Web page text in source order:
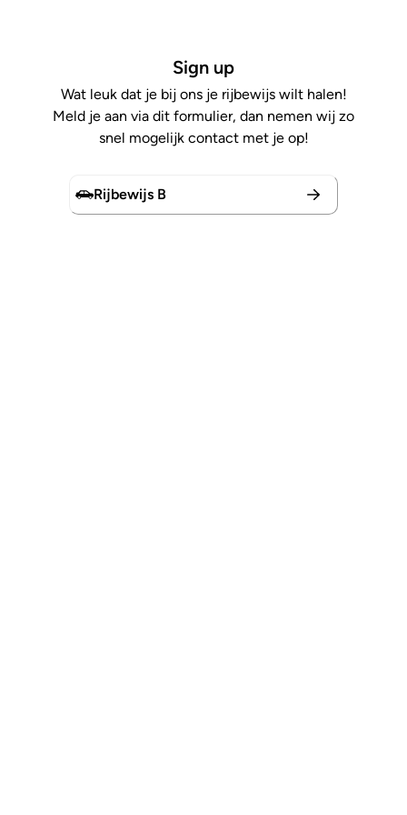
Sign up
Wat leuk dat je bij ons je rijbewijs wilt halen!
Meld je aan via dit formulier, dan nemen wij zo
snel mogelijk contact met je op!
Rijbewijs B